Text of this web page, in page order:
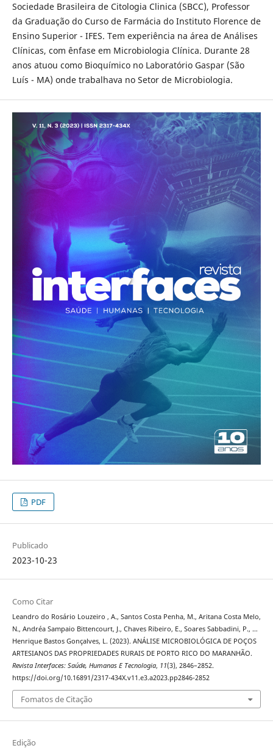
Sociedade Brasileira de Citologia Clinica (SBCC), Professor
da Graduação do Curso de Farmácia do Instituto Florence de
Ensino Superior - IFES. Tem experiência na área de Análises
Clínicas, com ênfase em Microbiologia Clínica. Durante 28
anos atuou como Bioquímico no Laboratório Gaspar (São
Luís - MA) onde trabalhava no Setor de Microbiologia.
PDF
Publicado
2023-10-23
Como Citar
Leandro do Rosário Louzeiro , A., Santos Costa Penha, M., Aritana Costa Melo,
N., Andréa Sampaio Bittencourt, J., Chaves Ribeiro, E., Soares Sabbadini, P., …
Henrique Bastos Gonçalves, L. (2023). ANÁLISE MICROBIOLÓGICA DE POÇOS
ARTESIANOS DAS PROPRIEDADES RURAIS DE PORTO RICO DO MARANHÃO.
Revista Interfaces: Saúde, Humanas E Tecnologia, 11(3), 2846–2852.
https://doi.org/10.16891/2317-434X.v11.e3.a2023.pp2846-2852
Fomatos de Citação
Edição